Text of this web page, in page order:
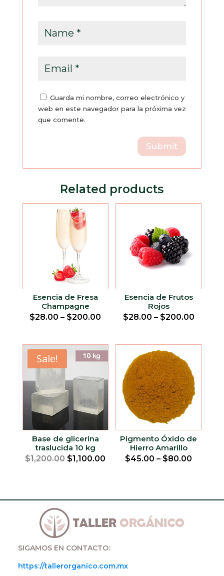
Guarda mi nombre, correo electrónico y
web en este navegador para la próxima vez
que comente.
Related products
Esencia de Fresa
Champagne
$28.00 – $200.00
Esencia de Frutos
Rojos
$28.00 – $200.00
Sale!
Base de glicerina
traslucida 10 kg
$1,200.00 Original
$1,200.00.
$1,100.00 Current
$1,100.00.
Pigmento Óxido de
Hierro Amarillo
$45.00 – $80.00
SIGAMOS EN CONTACTO:
https://tallerorganico.com.mx